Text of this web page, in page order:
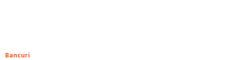
Bancuri